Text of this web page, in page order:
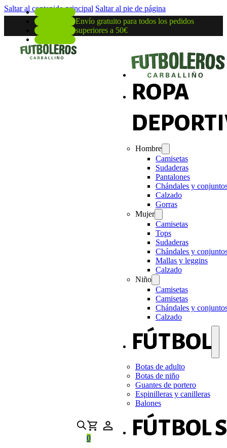
Saltar al contenido principal Saltar al pie de página
Envío gratuito para todos los pedidos
superiores a 50€
0
ROPA
Hombre
Camisetas
Sudaderas
Pantalones
Chándales y
Calzado
Gorras
Mujer
Camisetas
Tops
Sudaderas
Chándales y
Mallas y leggins
Calzado
Niño
Camisetas
Camisetas
Chándales y
Calzado
FÚTBOL
Botas de adulto
Botas de niño
Guantes de portero
Espinilleras y canilleras
Balones
FÚTBOL